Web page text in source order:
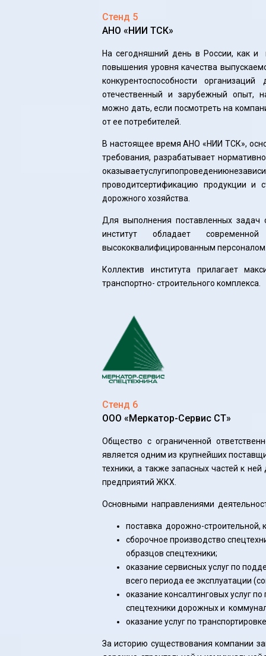
Стенд 5
АНО «НИИ ТСК»
На сегодняшний день в России,
повышения уровня качества
конкурентоспособности
отечественный и зарубежный опыт,
можно дать, если посмотреть на
от ее потребителей.
В настоящее время АНО «НИИ ТСК»,
требования, разрабатывает
проводитсертификацию продукции и
дорожного хозяйства.
Для выполнения поставленных
институт обладает
высококвалифицированным
Коллектив института прилагает
транспортно- строительного комплекса.
Стенд 6
ООО «Меркатор-Сервис СТ»
Общество с ограниченной
является одним из крупнейших
техники, а также запасных частей к
предприятий ЖКХ.
Основными направлениями
поставка дорожно-строительной,
сборочное производство
образцов спецтехники;
оказание сервисных услуг по
всего периода ее эксплуатации
оказание консалтинговых услуг
спецтехники дорожных и
оказание услуг по
За историю существования компании